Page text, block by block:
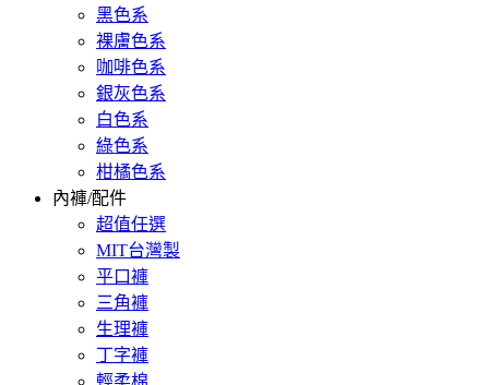
黑色系
裸膚色系
咖啡色系
銀灰色系
白色系
綠色系
柑橘色系
內褲/配件
超值任選
MIT台灣製
平口褲
三角褲
生理褲
丁字褲
輕柔棉